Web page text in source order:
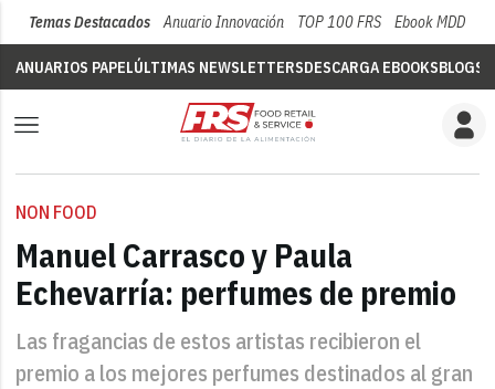
Temas Destacados Anuario Innovación TOP 100 FRS Ebook MDD
ANUARIOS PAPELÚLTIMAS NEWSLETTERSDESCARGA EBOOKSBLOGS
NON FOOD
Manuel Carrasco y Paula
Echevarría: perfumes de premio
Las fragancias de estos artistas recibieron el
premio a los mejores perfumes destinados al gran